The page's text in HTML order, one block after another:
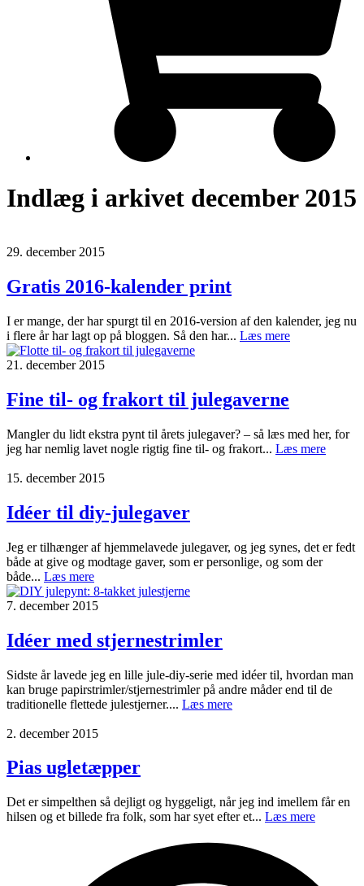
Indlæg i arkivet december 2015
29. december 2015
Gratis 2016-kalender print
I er mange, der har spurgt til en 2016-version af den kalender, jeg nu
i flere år har lagt op på bloggen. Så den har... Læs mere
21. december 2015
Fine til- og frakort til julegaverne
Mangler du lidt ekstra pynt til årets julegaver? – så læs med her, for
jeg har nemlig lavet nogle rigtig fine til- og frakort... Læs mere
15. december 2015
Idéer til diy-julegaver
Jeg er tilhænger af hjemmelavede julegaver, og jeg synes, det er fedt
både at give og modtage gaver, som er personlige, og som der
både... Læs mere
7. december 2015
Idéer med stjernestrimler
Sidste år lavede jeg en lille jule-diy-serie med idéer til, hvordan man
kan bruge papirstrimler/stjernestrimler på andre måder end til de
traditionelle flettede julestjerner.... Læs mere
2. december 2015
Pias ugletæpper
Det er simpelthen så dejligt og hyggeligt, når jeg ind imellem får en
hilsen og et billede fra folk, som har syet efter et... Læs mere